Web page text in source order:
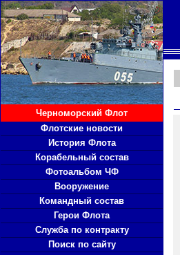
Черноморский Флот
Флотские новости
История Флота
Корабельный состав
Фотоальбом ЧФ
Вооружение
Командный состав
Герои Флота
Служба по контракту
Поиск по сайту